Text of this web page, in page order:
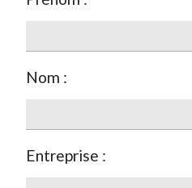
Nom :
Entreprise :